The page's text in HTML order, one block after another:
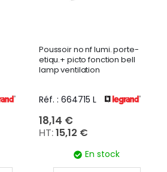
Poussoir no nf lumi. porte-
etiqu.+ picto fonction bell
lamp ventilation
Réf. : 664715 L
18,14 €
15,12 €
En stock